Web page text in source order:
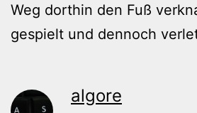
Weg dorthin den Fuß
gespielt und dennoch
algore